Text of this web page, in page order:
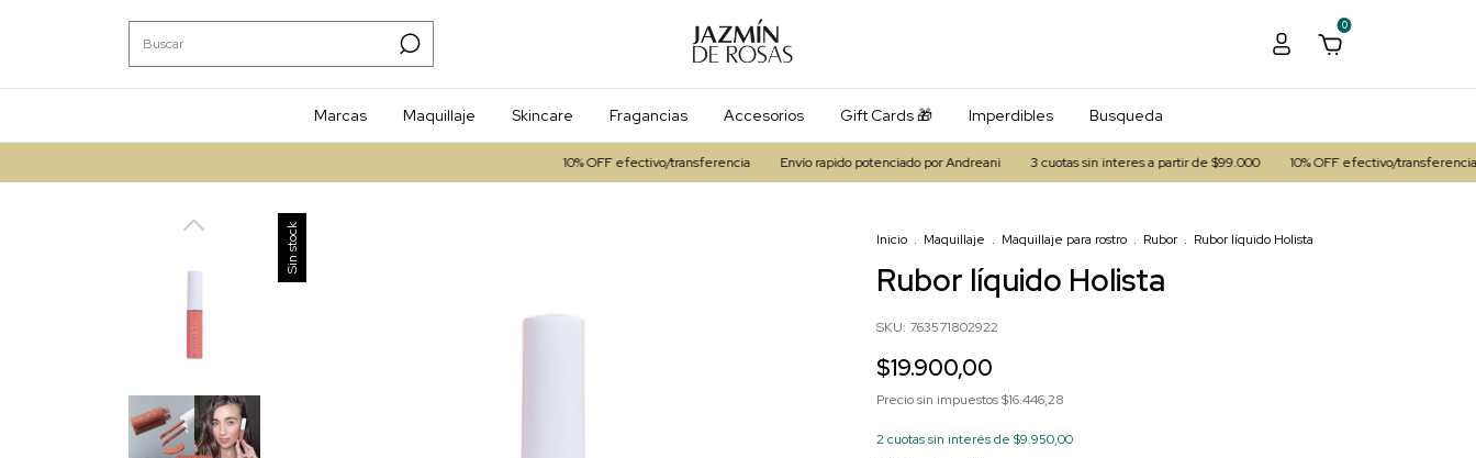
0
Marcas Maquillaje Skincare Fragancias Accesorios Gift Cards 🎁 Imperdibles Busqueda
10% OFF efectivo/transferencia Envío rapido potenciado por Andreani 3 cuotas sin interes a partir de $99.000 10% OFF efectivo/transferencia Envío
Sin stock Inicio . Maquillaje . Maquillaje para rostro . Rubor . Rubor líquido Holista
Rubor líquido Holista
SKU: 763571802922
$19.900,00
Precio sin impuestos$16.446,28
2 cuotas sin interés de $9.950,00